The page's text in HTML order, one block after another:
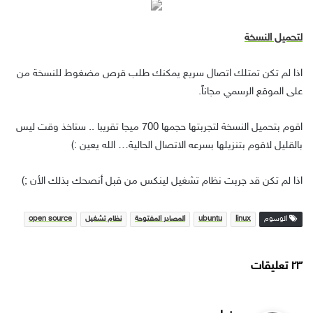
لتحميل النسخة
اذا لم تكن تمتلك اتصال سريع يمكنك طلب قرص مضغوط للنسخة من
على الموقع الرسمي مجاناً.
اقوم بتحميل النسخة لتجربتها حجمها 700 ميجا تقريبا .. ستاخذ وقت ليس
بالقليل لاقوم بتنزيلها بسرعه الاتصال الحالية… الله يعين :)
اذا لم تكن قد جربت نظام تشغيل لينكس من قبل أنصحك بذلك الأن ;)
الوسوم linux
ubuntu المصادر المفتوحة نظام تشغيل open source
‫۲۳ تعليقات